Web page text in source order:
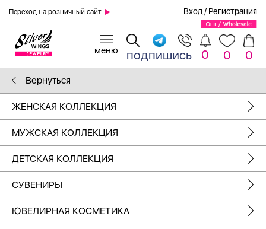
Переход на розничный сайт Вход / Регистрация
подпишись 0 0 0
Вернуться
ЖЕНСКАЯ КОЛЛЕКЦИЯ
МУЖСКАЯ КОЛЛЕКЦИЯ
ДЕТСКАЯ КОЛЛЕКЦИЯ
СУВЕНИРЫ
ЮВЕЛИРНАЯ КОСМЕТИКА